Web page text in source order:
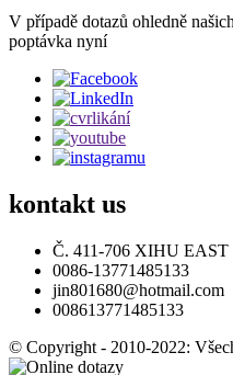
V případě dotazů ohledně
poptávka nyní
kontakt us
Č. 411-706 XIHU
0086-13771485133
jin801680@hotmail.com
008613771485133
© Copyright - 2010-2022: